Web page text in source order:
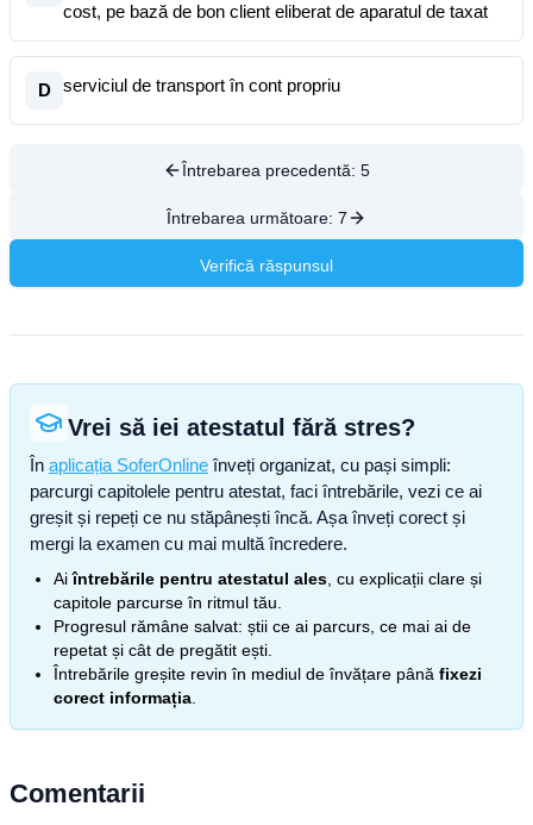
cost, pe bază de bon client eliberat de aparatul de taxat
D serviciul de transport în cont propriu
Întrebarea precedentă: 5
Întrebarea următoare: 7
Verifică răspunsul
Vrei să iei atestatul fără stres?
În aplicația SoferOnline înveți organizat, cu pași simpli:
parcurgi capitolele pentru atestat, faci întrebările, vezi ce ai
greșit și repeți ce nu stăpânești încă. Așa înveți corect și
mergi la examen cu mai multă încredere.
Aiîntrebările pentru atestatul ales , cu explicații clare și
capitole parcurse în ritmul tău.
Progresul rămâne salvat: știi ce ai parcurs, ce mai ai de
repetat și cât de pregătit ești.
Întrebările greșite revin în mediul de învățare până fixezi
corect informația
Comentarii